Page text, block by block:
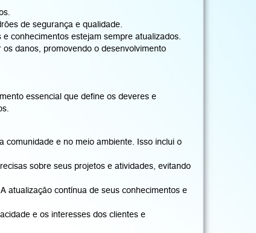
de segurança e qualidade.
conhecimentos estejam sempre atualizados.
danos, promovendo o desenvolvimento
essencial que define os deveres e
comunidade e no meio ambiente. Isso inclui o
sobre seus projetos e atividades, evitando
atualização contínua de seus conhecimentos e
e os interesses dos clientes e